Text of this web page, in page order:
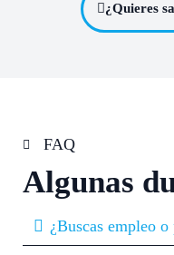
¿Quieres
FAQ
Algunas
¿Buscas empleo